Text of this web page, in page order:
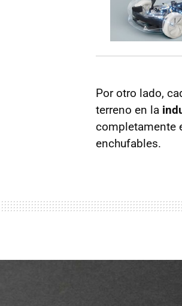
Por otro lado,
terreno en la
completamente
enchufables.